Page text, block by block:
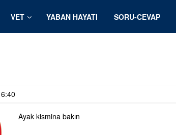
VET YABAN HAYATI SORU-CEVAP
Ayak kismina bakın